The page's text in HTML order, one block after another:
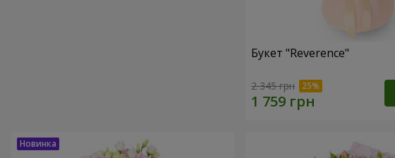
Букет "Reverence"
2 345 грн